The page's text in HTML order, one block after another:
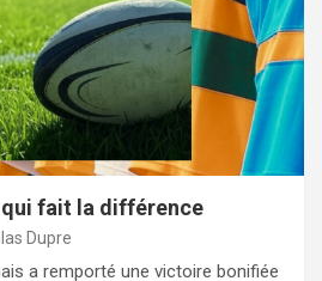
fait la différence
Dupre
a remporté une victoire bonifiée